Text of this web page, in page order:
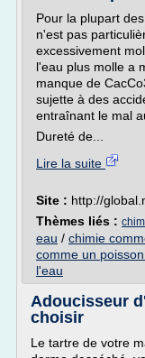
Pour la plupart
n'est pas
excessivement
l'eau plus molle a
manque de
sujette à des
entraînant le mal
Dureté de...
Lire la suite
Site : http://
Thèmes liés :
eau / chimie
comme un
l'eau
Adoucisseur
choisir
Le tartre de votre